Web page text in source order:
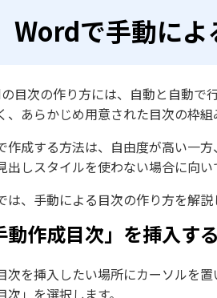
Wordで手動によ
目次の作り方には、自動と自動で
、あらかじめ用意された目次の枠組
作成する方法は、自由度が高い一
出しスタイルを使わない場合に向い
は、手動による目次の作り方を解説
動作成目次」を挿入する
次を挿入したい場所にカーソルを
次」を選択します。